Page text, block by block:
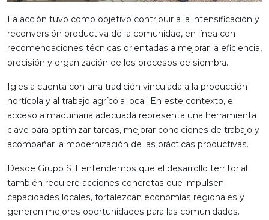
La acción tuvo como objetivo contribuir a la intensificación y
reconversión productiva de la comunidad, en línea con
recomendaciones técnicas orientadas a mejorar la eficiencia,
precisión y organización de los procesos de siembra.
Iglesia cuenta con una tradición vinculada a la producción
hortícola y al trabajo agrícola local. En este contexto, el
acceso a maquinaria adecuada representa una herramienta
clave para optimizar tareas, mejorar condiciones de trabajo y
acompañar la modernización de las prácticas productivas.
Desde Grupo SIT entendemos que el desarrollo territorial
también requiere acciones concretas que impulsen
capacidades locales, fortalezcan economías regionales y
generen mejores oportunidades para las comunidades.